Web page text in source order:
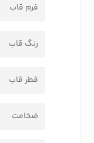
فرم قاب
رنگ قاب
قطر قاب
ضخامت